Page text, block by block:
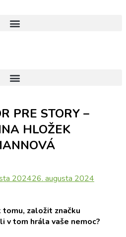
PRE STORY –
HLOŽEK
202426. augusta 2024
založit značku
v tom hrála vaše nemoc?